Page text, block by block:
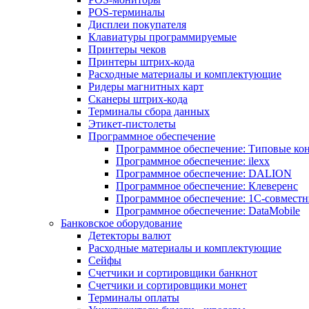
POS-терминалы
Дисплеи покупателя
Клавиатуры программируемые
Принтеры чеков
Принтеры штрих-кода
Расходные материалы и комплектующие
Ридеры магнитных карт
Сканеры штрих-кода
Терминалы сбора данных
Этикет-пистолеты
Программное обеспечение
Программное обеспечение: Типовые
Программное обеспечение: ilexx
Программное обеспечение: DALION
Программное обеспечение: Клеверенс
Программное обеспечение: 1С-
Программное обеспечение: DataMobile
Банковское оборудование
Детекторы валют
Расходные материалы и комплектующие
Сейфы
Счетчики и сортировщики банкнот
Счетчики и сортировщики монет
Терминалы оплаты